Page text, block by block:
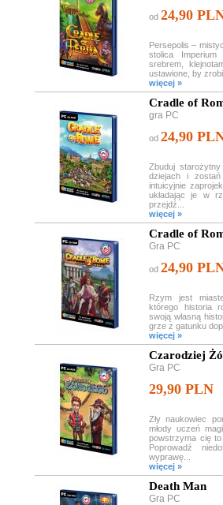
od 24,90
Persepolis –
stolica Imperium
srebrem,
ustawione, by
więcej »
Cradle of
gra PC
od 24,90
Zbuduj
dziejach i
intuicyjnie
układając je w
przejdź...
więcej »
Cradle of
Gra PC
od 24,90
Rzym jest
którego historia
swoją własną
grze z gatunku
więcej »
Czarodziej
Gra PC
29,90 PLN
Zły naukowiec
młody uczeń
powstrzyma cię
Poprowadź
wyprawę...
więcej »
Death Man
Gra PC